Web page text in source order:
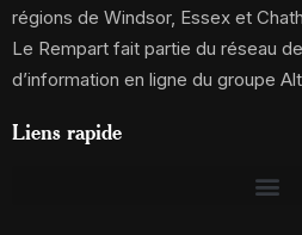
régions de Windsor, Essex et
Le Rempart fait partie du réseau
d’information en ligne du groupe
Liens rapide